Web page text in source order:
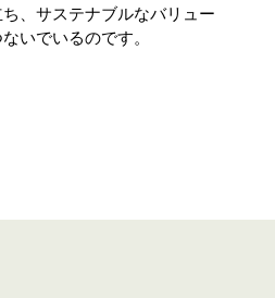
、サステナブルなバリュー